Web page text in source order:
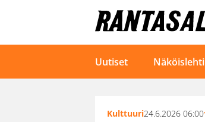
Uutiset Näköislehti
Kulttuuri24.6.2026 06:00